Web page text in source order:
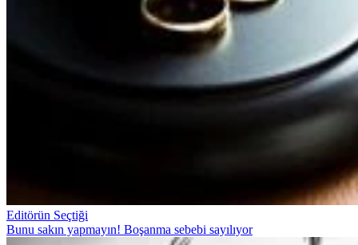
Editörün Seçtiği
Bunu sakın yapmayın! Boşanma sebebi sayılıyor